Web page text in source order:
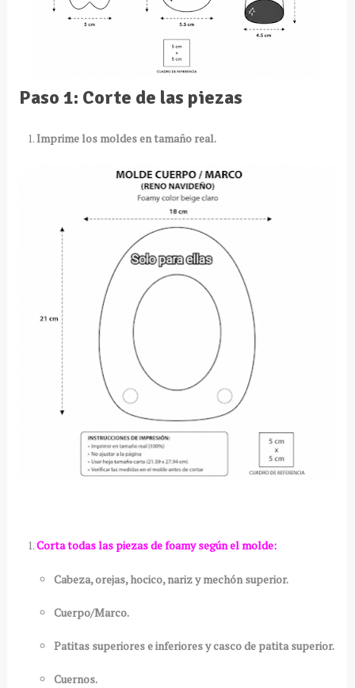
Paso 1: Corte de las piezas
Imprime los moldes en tamaño real.
Corta todas las piezas de foamy según el molde:
Cabeza, orejas, hocico, nariz y mechón superior.
Cuerpo/Marco.
Patitas superiores e inferiores y casco de patita superior.
Cuernos.